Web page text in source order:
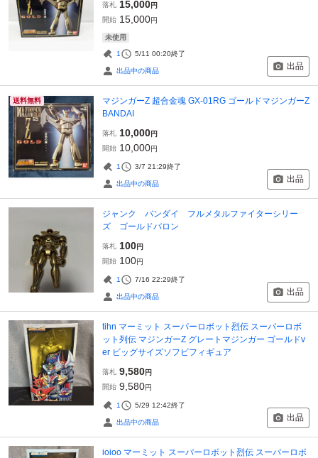
落札 15,000円
開始 15,000円
未使用
1 5/11 00:20終了
出品中の商品 出品
送料無料
マジンガーZ 超合金魂 GX-01RG ゴールドマジンガーZ
BANDAI
落札 10,000円
開始 10,000円
1 3/7 21:29終了
出品中の商品 出品
ジャンク バンダイ フルメタルファイターシリー
ズ ゴールドバロン
落札 100円
開始 100円
1 7/16 22:29終了
出品中の商品 出品
tihn マーミット スーパーロボット烈伝 スーパーロボ
ット列伝 マジンガーZ グレートマジンガー ゴールドv
er ビッグサイズソフビフィギュア
落札 9,580円
開始 9,580円
1 5/29 12:42終了
出品中の商品 出品
ioioo マーミット スーパーロボット烈伝 スーパーロボ